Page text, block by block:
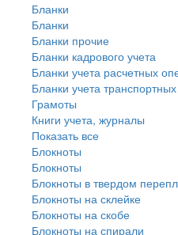
Бланки
Бланки
Бланки прочие
Бланки кадрового учета
Бланки учета расчетных
Бланки учета
Грамоты
Книги учета, журналы
Показать все
Блокноты
Блокноты
Блокноты в твердом
Блокноты на склейке
Блокноты на скобе
Блокноты на спирали